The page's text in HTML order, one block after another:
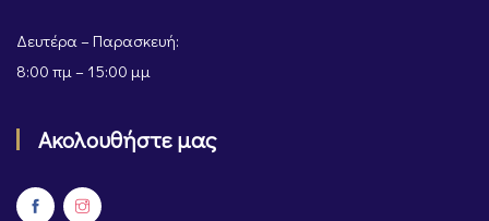
Δευτέρα – Παρασκευή:
8:00 πμ – 15:00 μμ
Ακολουθήστε μας